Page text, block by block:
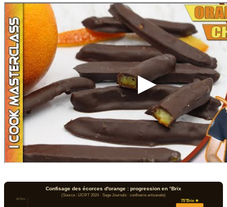
Confisage des écorces d'orange : progression en °Brix
(Source : IJCRT 2024 · Sage Journals · confiserie artisanale)
80°Brix 75°Brix ★